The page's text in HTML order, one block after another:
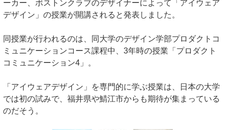
ーカー、ボストンクラブのデザイナーによって「アイウェア
デザイン」の授業が開講されると発表しました。
同授業が行われるのは、同大学のデザイン学部プロダクトコ
ミュニケーションコース課程中、3年時の授業「プロダクト
コミュニケーション4」。
「アイウェアデザイン」を専門的に学ぶ授業は、日本の大学
では初の試みで、福井県や鯖江市からも期待が集まっている
のだそう。